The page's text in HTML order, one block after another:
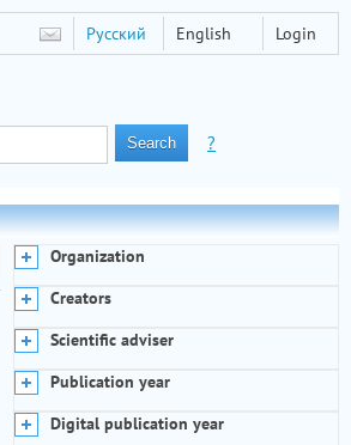
Login
Русский English
?
Organization
Creators
Scientific adviser
Publication year
Digital publication year